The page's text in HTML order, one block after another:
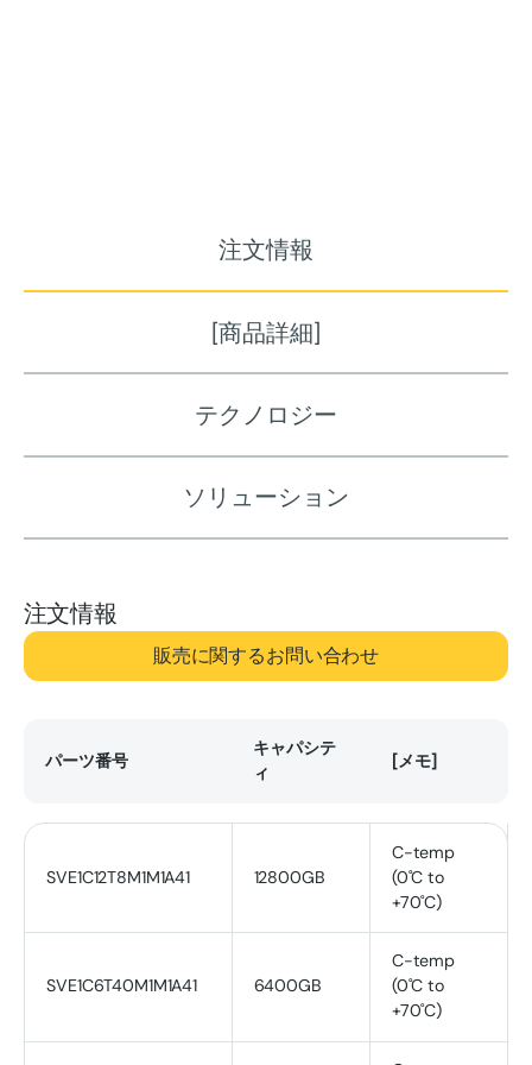
注文情報
[商品詳細]
テクノロジー
ソリューション
注文情報
販売に関するお問い合わせ
パーツ番号
キャパシテ
ィ
[メモ]
SVE1C12T8M1M1A41 12800GB
C-temp
(0˚C to
+70˚C)
SVE1C6T40M1M1A41 6400GB
C-temp
(0˚C to
+70˚C)